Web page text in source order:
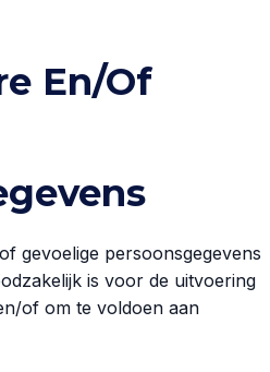
En/of
gevoelige persoonsgegevens
is voor de uitvoering
of om te voldoen aan